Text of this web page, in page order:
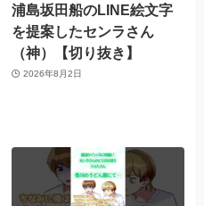
浦島坂田船のLINE絵文字
を提案したセンラさん
（神）【切り抜き】
2026年8月2日